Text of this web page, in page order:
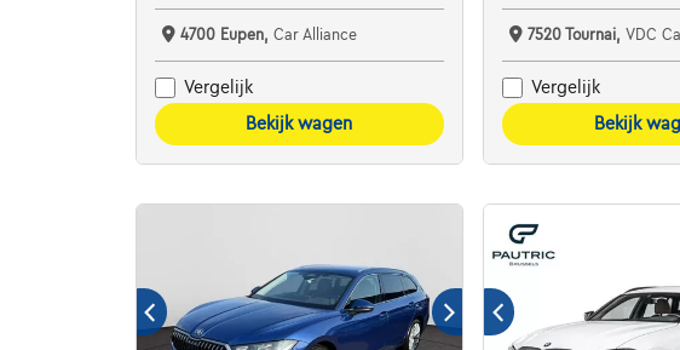
4700 Eupen, Car Alliance
Vergelijk
Bekijk wagen
7520 Tournai,VDC
Vergelijk
Bekijk